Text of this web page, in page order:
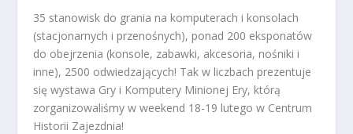
35 stanowisk do grania na komputerach i konsolach
(stacjonarnych i przenośnych), ponad 200 eksponatów
do obejrzenia (konsole, zabawki, akcesoria, nośniki i
inne), 2500 odwiedzających! Tak w liczbach prezentuje
się wystawa Gry i Komputery Minionej Ery, którą
zorganizowaliśmy w weekend 18-19 lutego w Centrum
Historii Zajezdnia!